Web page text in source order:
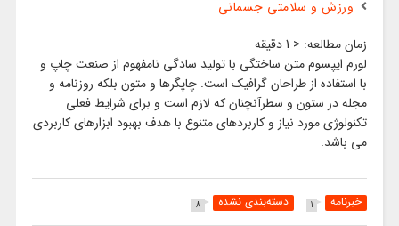
ورزش و سلامتی جسمانی
زمان مطالعه: < 1 دقیقه
لورم ایپسوم متن ساختگی با تولید سادگی نامفهوم از صنعت چاپ و
با استفاده از طراحان گرافیک است. چاپگرها و متون بلکه روزنامه و
مجله در ستون و سطرآنچنان که لازم است و برای شرایط فعلی
تکنولوژی مورد نیاز و کاربردهای متنوع با هدف بهبود ابزارهای کاربردی
می باشد.
خبرنامه دسته‌بندی نشده 8